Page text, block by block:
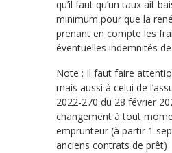
qu’il faut qu’un taux ait
minimum pour que la
prenant en compte les
éventuelles indemnités
Note : Il faut faire
mais aussi à celui de
2022-270 du 28 février
changement à tout
emprunteur (à partir 1
anciens contrats de prêt)